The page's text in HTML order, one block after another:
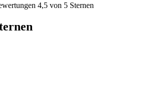
4,5 von 5 Sternen